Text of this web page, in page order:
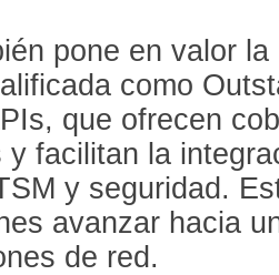
pone en valor
como
que ofrecen
y facilitan la
y seguridad.
avanzar hacia
de red.